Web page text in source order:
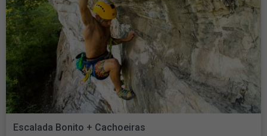
Escalada Bonito + Cachoeiras